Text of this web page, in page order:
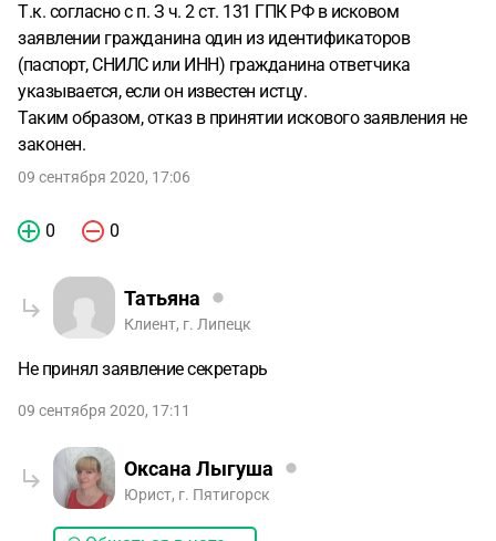
Т.к. согласно с п. З ч. 2 ст. 131 ГПК РФ в исковом
заявлении гражданина один из идентификаторов
(паспорт, СНИЛС или ИНН) гражданина ответчика
указывается, если он известен истцу.
Таким образом, отказ в принятии искового заявления не
законен.
09 сентября 2020, 17:06
0 0
Татьяна
Клиент, г. Липецк
Не принял заявление секретарь
09 сентября 2020, 17:11
Оксана Лыгуша
Юрист, г. Пятигорск